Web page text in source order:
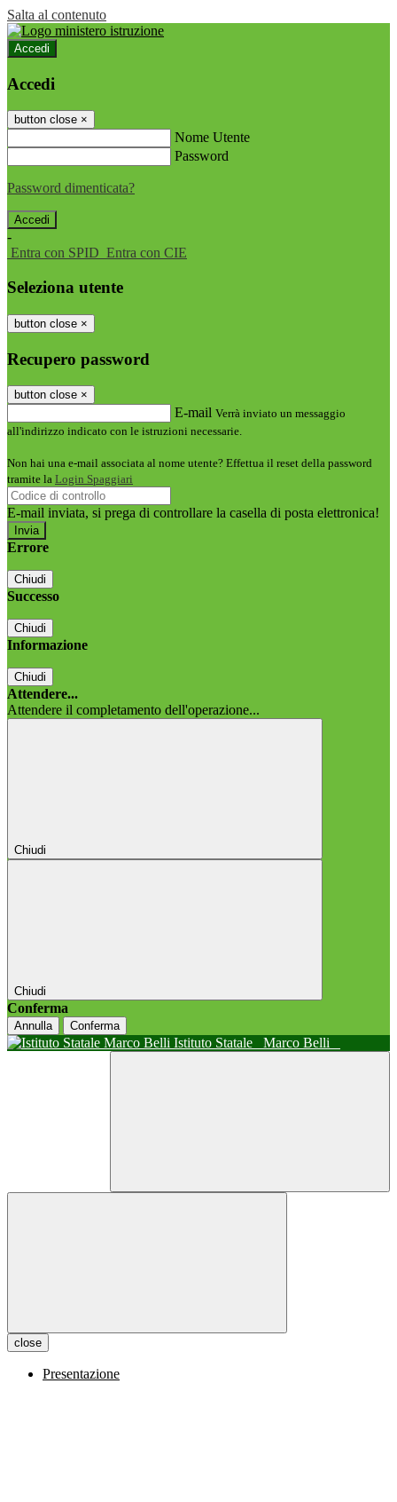
Salta al contenuto
Accedi
Accedi
button close ×
Nome Utente
Password
Password dimenticata?
-
Entra con SPID Entra con CIE
Seleziona utente
button close ×
Recupero password
button close ×
E-mail Verrà inviato un messaggio
all'indirizzo indicato con le istruzioni necessarie.
Non hai una e-mail associata al nome utente? Effettua il reset della password
tramite la Login Spaggiari
E-mail inviata, si prega di controllare la casella di posta elettronica!
Errore
Chiudi
Successo
Chiudi
Informazione
Chiudi
Attendere...
Attendere il completamento dell'operazione...
Chiudi
Chiudi
Conferma
Annulla Conferma
Istituto Statale Marco Belli
close
Presentazione